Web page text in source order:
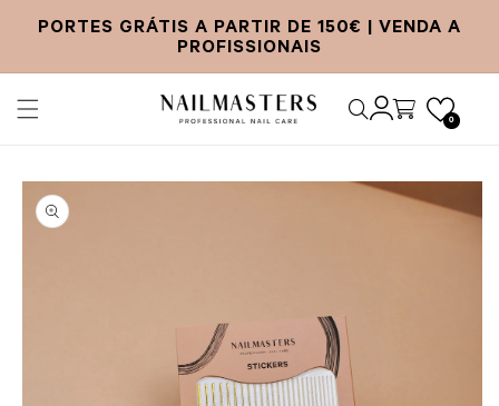
para o conteúdo
PORTES GRÁTIS A PARTIR DE 150€ | VENDA A
PROFISSIONAIS
Iniciar sessão
Carrinho
0
a informação do produto
E-mail